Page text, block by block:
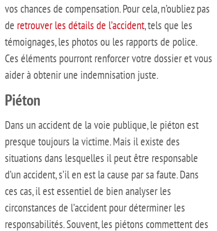
vos chances de compensation. Pour cela, n’oubliez pas
de retrouver les détails de l’accident, tels que les
témoignages, les photos ou les rapports de police.
Ces éléments pourront renforcer votre dossier et vous
aider à obtenir une indemnisation juste.
Piéton
Dans un accident de la voie publique, le piéton est
presque toujours la victime. Mais il existe des
situations dans lesquelles il peut être responsable
d’un accident, s’il en est la cause par sa faute. Dans
ces cas, il est essentiel de bien analyser les
circonstances de l’accident pour déterminer les
responsabilités. Souvent, les piétons commettent des